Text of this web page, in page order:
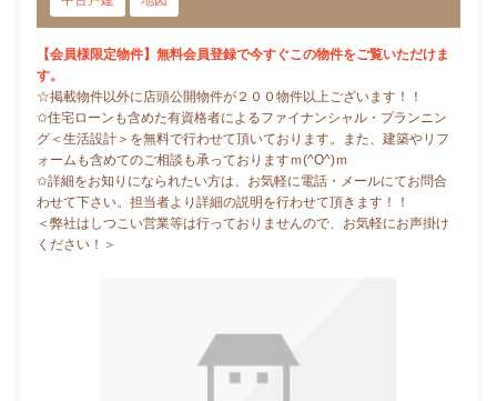
【会員様限定物件】無料会員登録で今すぐこの物件をご覧いただけま
す。
☆掲載物件以外に店頭公開物件が２００物件以上ございます！！
✩住宅ローンも含めた有資格者によるファイナンシャル・プランニン
グ＜生活設計＞を無料で行わせて頂いております。また、建築やリフ
ォームも含めてのご相談も承っておりますｍ(^O^)ｍ
✩詳細をお知りになられたい方は、お気軽に電話・メールにてお問合
わせて下さい。担当者より詳細の説明を行わせて頂きます！！
＜弊社はしつこい営業等は行っておりませんので、お気軽にお声掛け
ください！＞